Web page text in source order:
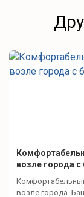
возле города с
возле города.